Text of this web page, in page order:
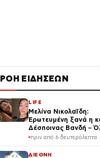
ΡΟΗ ΕΙΔΗΣΕΩΝ
LIFE
Μελίνα Νικολαΐδη:
Ερωτευμένη ξανά η
Δέσποινας Βανδή –
μάθαμε!
πριν από 6 δευτερόλεπτα
ΔΙΕΘΝΗ